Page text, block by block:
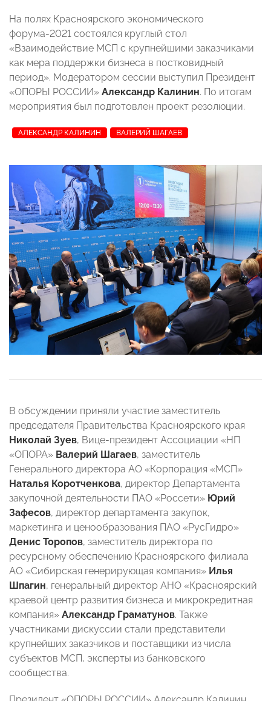
На полях Красноярского экономического
форума-2021 состоялся круглый стол
«Взаимодействие МСП с крупнейшими заказчиками
как мера поддержки бизнеса в постковидный
период». Модератором сессии выступил Президент
«ОПОРЫ РОССИИ» Александр Калинин. По итогам
мероприятия был подготовлен проект резолюции.
АЛЕКСАНДР КАЛИНИН ВАЛЕРИЙ ШАГАЕВ
В обсуждении приняли участие заместитель
председателя Правительства Красноярского края
Николай Зуев, Вице-президент Ассоциации «НП
«ОПОРА» Валерий Шагаев, заместитель
Генерального директора АО «Корпорация «МСП»
Наталья Коротченкова, директор Департамента
закупочной деятельности ПАО «Россети» Юрий
Зафесов, директор департамента закупок,
маркетинга и ценообразования ПАО «РусГидро»
Денис Торопов, заместитель директора по
ресурсному обеспечению Красноярского филиала
АО «Сибирская генерирующая компания» Илья
Шпагин, генеральный директор АНО «Красноярский
краевой центр развития бизнеса и микрокредитная
компания» Александр Граматунов. Также
участниками дискуссии стали представители
крупнейших заказчиков и поставщики из числа
субъектов МСП, эксперты из банковского
сообщества.